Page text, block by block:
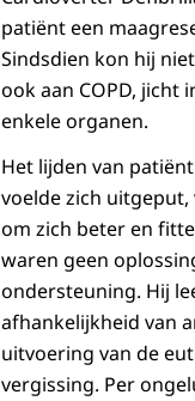
patiënt een
Sindsdien kon hij
ook aan COPD, jicht
enkele organen.
Het lijden van
voelde zich
om zich beter en
waren geen
ondersteuning. Hij
afhankelijkheid van
uitvoering van de
vergissing. Per